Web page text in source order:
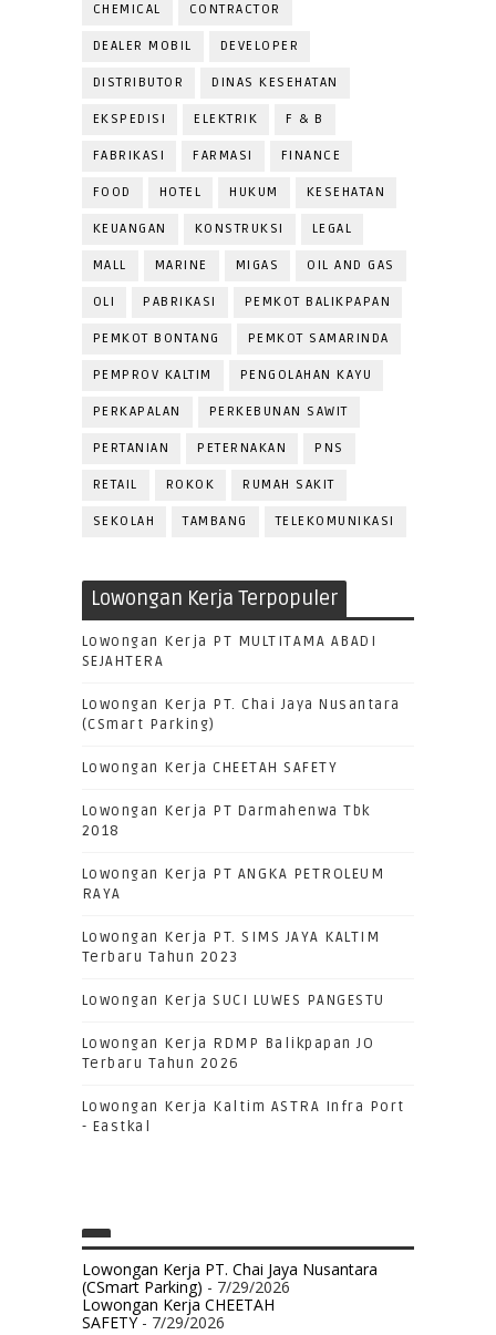
CHEMICAL CONTRACTOR
DEALER MOBIL DEVELOPER
DISTRIBUTOR DINAS KESEHATAN
EKSPEDISI ELEKTRIK F & B
FABRIKASI FARMASI FINANCE
FOOD HOTEL HUKUM KESEHATAN
KEUANGAN KONSTRUKSI LEGAL
MALL MARINE MIGAS OIL AND GAS
OLI PABRIKASI PEMKOT BALIKPAPAN
PEMKOT BONTANG PEMKOT SAMARINDA
PEMPROV KALTIM PENGOLAHAN KAYU
PERKAPALAN PERKEBUNAN SAWIT
PERTANIAN PETERNAKAN PNS
RETAIL ROKOK RUMAH SAKIT
SEKOLAH TAMBANG TELEKOMUNIKASI
Lowongan Kerja Terpopuler
Lowongan Kerja PT MULTITAMA ABADI
SEJAHTERA
Lowongan Kerja PT. Chai Jaya Nusantara
(CSmart Parking)
Lowongan Kerja CHEETAH SAFETY
Lowongan Kerja PT Darmahenwa Tbk
2018
Lowongan Kerja PT ANGKA PETROLEUM
RAYA
Lowongan Kerja PT. SIMS JAYA KALTIM
Terbaru Tahun 2023
Lowongan Kerja SUCI LUWES PANGESTU
Lowongan Kerja RDMP Balikpapan JO
Terbaru Tahun 2026
Lowongan Kerja Kaltim ASTRA Infra Port
- Eastkal
Lowongan Kerja PT. Chai Jaya Nusantara
(CSmart Parking) - 7/29/2026
Lowongan Kerja CHEETAH
SAFETY- 7/29/2026